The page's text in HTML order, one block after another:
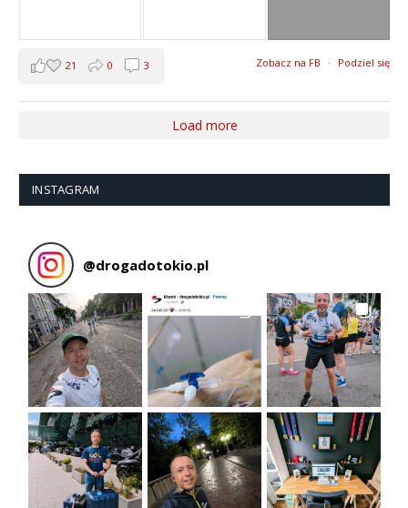
Zobacz na FB · Podziel się
21 0 3
Load more
INSTAGRAM
@drogadotokio.pl